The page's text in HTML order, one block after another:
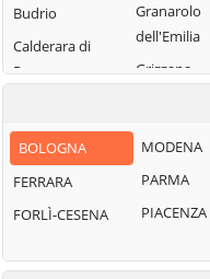
Budrio
Calderara di
Reno
Casalecchio di
Reno
Castel del Rio
Granarolo
dell'Emilia
Grizzana
Belvedere
Loiano
BOLOGNA
FERRARA
FORLÌ-CESENA
MODENA
PARMA
PIACENZA